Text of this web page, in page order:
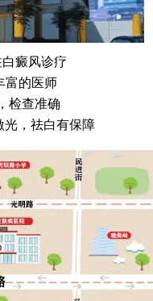
癜风诊疗
富的医师
检查准确
光，祛白有保障